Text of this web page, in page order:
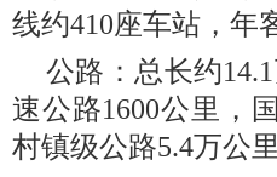
线约410座车站，年
公路：总长约
速公路1600公里，
村镇级公路5.4万公里